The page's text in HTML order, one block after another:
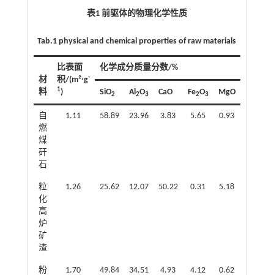
表1 前驱体的物理化学性质
Tab.1 physical and chemical properties of raw materials
材
料
比表面
积/(m²∙g-
1)
化学成分质量分数/%
SiO2 Al2O3 CaO Fe2O3 MgO
自
燃
煤
矸
石
1.11 58.89 23.96 3.83 5.65 0.93
粒
化
高
炉
矿
渣
1.26 25.62 12.07 50.22 0.31 5.18
粉
1.70 49.84 34.51 4.93 4.12 0.62